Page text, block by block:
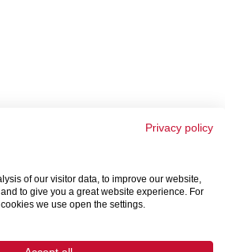
  
Privacy policy
of our visitor data, to improve our website,
to give you a great website experience. For
we use open the settings.